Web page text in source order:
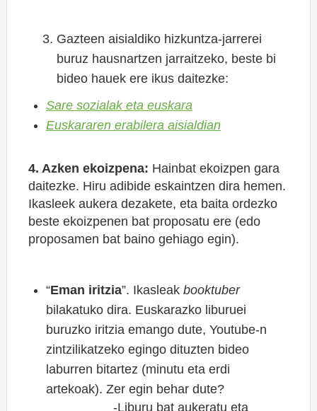
Gazteen aisialdiko hizkuntza-jarrerei
buruz hausnartzen jarraitzeko, beste bi
bideo hauek ere ikus daitezke:
Sare sozialak eta euskara
Euskararen erabilera aisialdian
4. Azken ekoizpena: Hainbat ekoizpen gara
daitezke. Hiru adibide eskaintzen dira hemen.
Ikasleek aukera dezakete, eta baita ordezko
beste ekoizpenen bat proposatu ere (edo
proposamen bat baino gehiago egin).
“Eman iritzia”. Ikasleak booktuber
bilakatuko dira. Euskarazko liburuei
buruzko iritzia emango dute, Youtube-n
zintzilikatzeko egingo dituzten bideo
laburren bitartez (minutu eta erdi
artekoak). Zer egin behar dute?
-Liburu bat aukeratu eta